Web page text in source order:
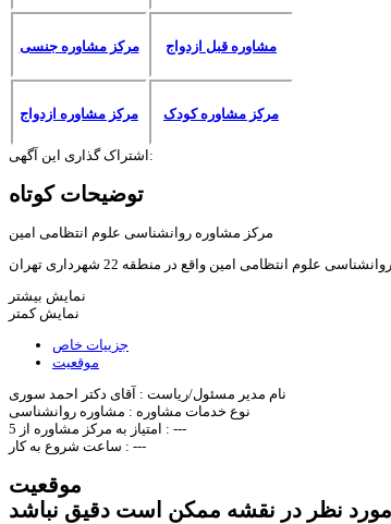
مرکز مشاوره جنسی مشاوره قبل ازدواج
مرکز مشاوره ازدواج مرکز مشاوره کودک
اشتراک گذاری این آگهی:
توضیحات کوتاه
مرکز مشاوره روانشناسی علوم انتظامی امین
علوم انتظامی امین واقع در منطقه 22 شهرداری تهران
نمایش بیشتر
نمایش کمتر
جزییات خاص
موقعیت
نام مدیر مسئول/ریاست : آقای دکتر احمد سوری
نوع خدمات مشاوره : مشاوره روانشناسی
امتیاز به مرکز مشاوره از 5 : ---
ساعت شروع به کار : ---
موقعیت
نظر در نقشه ممکن است دقیق نباشد